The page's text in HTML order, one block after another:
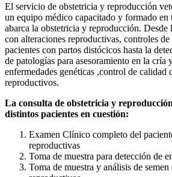
El servicio de obstetricia y reproducción
un equipo médico capacitado y formado en
abarca la obstetricia y reproducción. Desde
con alteraciones reproductivas, controles
pacientes con partos distócicos hasta la
de patologías para asesoramiento en la cría
enfermedades genéticas ,control de calidad
reproductivos.
La consulta de obstetricia y
distintos pacientes en cuestión:
Examen Clínico completo del
reproductivas
Toma de muestra para detección de
Toma de muestra y análisis de semen